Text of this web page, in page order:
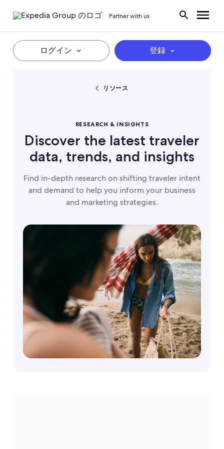
Partner with us
ログイン 登録
リソース
RESEARCH & INSIGHTS
Discover the latest traveler
data, trends, and insights
Find in-depth research on shifting traveler intent
and demand to help you inform your business
and marketing strategies.